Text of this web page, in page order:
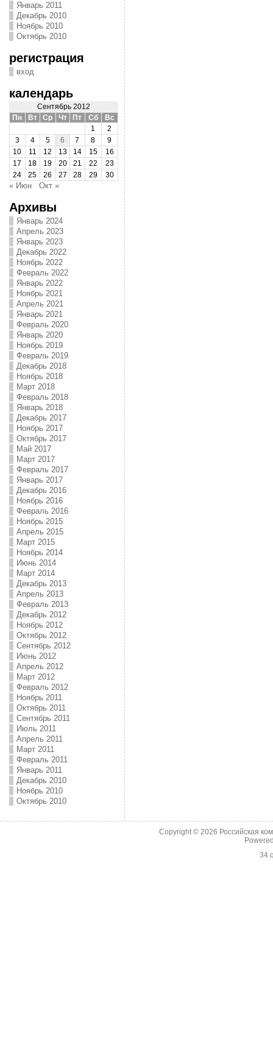
Январь 2011
Декабрь 2010
Ноябрь 2010
Октябрь 2010
регистрация
вход
календарь
Сентябрь 2012
Пн
Вт Ср Чт Пт Сб
Вс
1
2
3
4 5 6 7 8
9
10
11 12 13 14 15
16
17
18 19 20 21 22
23
24
25 26 27 28 29 30
« Июн Окт »
Архивы
Январь 2024
Апрель 2023
Январь 2023
Декабрь 2022
Ноябрь 2022
Февраль 2022
Январь 2022
Ноябрь 2021
Апрель 2021
Январь 2021
Февраль 2020
Январь 2020
Ноябрь 2019
Февраль 2019
Декабрь 2018
Ноябрь 2018
Март 2018
Февраль 2018
Январь 2018
Декабрь 2017
Ноябрь 2017
Октябрь 2017
Май 2017
Март 2017
Февраль 2017
Январь 2017
Декабрь 2016
Ноябрь 2016
Февраль 2016
Ноябрь 2015
Апрель 2015
Март 2015
Ноябрь 2014
Июнь 2014
Март 2014
Декабрь 2013
Апрель 2013
Февраль 2013
Декабрь 2012
Ноябрь 2012
Октябрь 2012
Сентябрь 2012
Июнь 2012
Апрель 2012
Март 2012
Февраль 2012
Ноябрь 2011
Октябрь 2011
Сентябрь 2011
Июль 2011
Апрель 2011
Март 2011
Февраль 2011
Январь 2011
Декабрь 2010
Ноябрь 2010
Октябрь 2010
Copyright © 2026 Российская
34